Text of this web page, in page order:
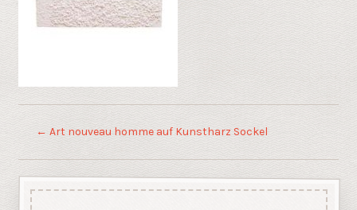
← Art nouveau homme auf Kunstharz Sockel